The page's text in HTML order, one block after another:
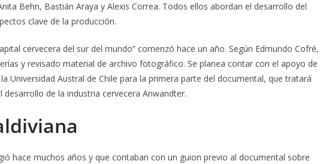
Behn, Bastián Araya y Alexis Correa. Todos ellos abordan el desarrollo del
clave de la producción.
cervecera del sur del mundo” comenzó hace un año. Según Edmundo Cofré,
y revisado material de archivo fotográfico. Se planea contar con el apoyo de
Universidad Austral de Chile para la primera parte del documental, que tratará
de la industria cervecera Anwandter.
hace muchos años y que contaban con un guion previo al documental sobre